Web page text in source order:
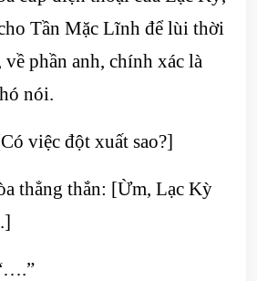
Tần Mặc Lĩnh để lùi thời
phần anh, chính xác là
nói.
việc đột xuất sao?]
thẳng thắn: [Ừm, Lạc Kỳ